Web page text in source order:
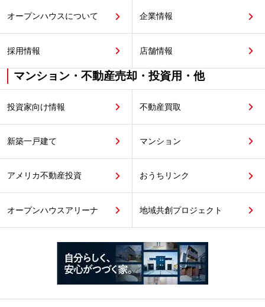
オープンハウスについて 企業情報
採用情報 店舗情報
マンション・不動産売却・投資用・他
投資家向け情報 不動産買取
新築一戸建て マンション
アメリカ不動産投資 おうちリンク
オープンハウスアリーナ 地域共創プロジェクト